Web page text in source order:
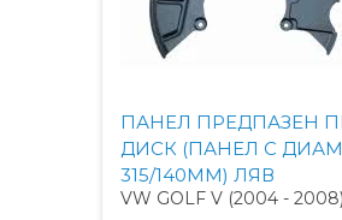
ПАНЕЛ ПРЕДПАЗЕН
ДИСК (ПАНЕЛ С
315/140MM) ЛЯВ
VW GOLF V (2004 - 2008)